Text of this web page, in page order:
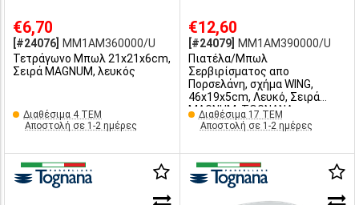
€6,70
[#24076]
MM1AM360000/U
Τετράγωνο Μπωλ 21x21x6cm,
Σειρά MAGNUM, λευκός
Διαθέσιμα 4 ΤΕΜ
Αποστολή σε 1-2 ημέρες
€12,60
[#24079]
MM1AM390000/U
Πιατέλα/Μπωλ
Σερβιρίσματος απο
Πορσελάνη, σχήμα WING,
46x19x5cm, Λευκό, Σειρά
MAGNUM, TOGNANA
Διαθέσιμα 17 ΤΕΜ
Αποστολή σε 1-2 ημέρες